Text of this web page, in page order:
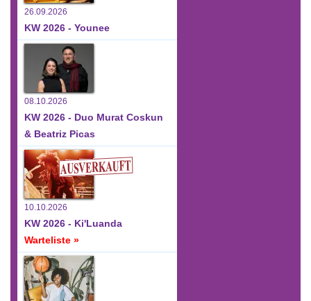
26.09.2026
KW 2026 - Younee
08.10.2026
KW 2026 - Duo Murat Coskun
& Beatriz Picas
10.10.2026
KW 2026 - Ki'Luanda
Warteliste »